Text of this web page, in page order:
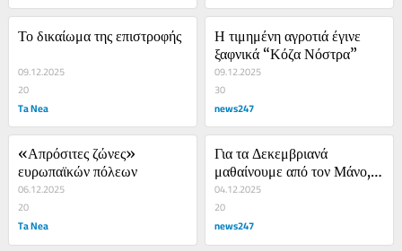
Το δικαίωμα της επιστροφής
09.12.2025
20
Ta Nea
Η τιμημένη αγροτιά έγινε
ξαφνικά “Κόζα Νόστρα”
09.12.2025
30
news247
«Απρόσιτες ζώνες»
ευρωπαϊκών πόλεων
06.12.2025
20
Ta Nea
Για τα Δεκεμβριανά
μαθαίνουμε από τον Μάνο,
όχι τον Άδωνι
04.12.2025
20
news247